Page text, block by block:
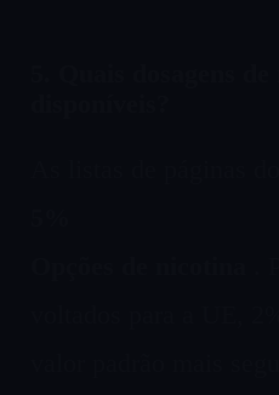
5. Quais dosagens
As listas de páginas
.
voltados para a UE,
valor padrão mais